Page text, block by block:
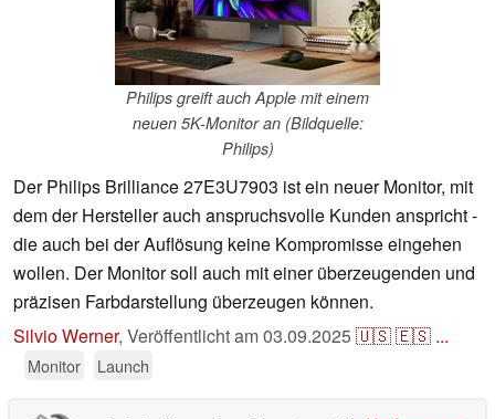
Philips greift auch Apple mit einem
neuen 5K-Monitor an (Bildquelle:
Philips)
Der Philips Brilliance 27E3U7903 ist ein neuer Monitor, mit
dem der Hersteller auch anspruchsvolle Kunden anspricht -
die auch bei der Auflösung keine Kompromisse eingehen
wollen. Der Monitor soll auch mit einer überzeugenden und
präzisen Farbdarstellung überzeugen können.
Silvio Werner, Veröffentlicht am03.09.2025🇺🇸🇪🇸 ...
Monitor Launch